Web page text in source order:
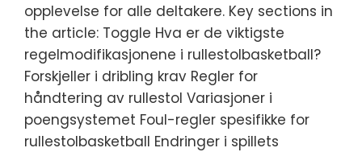
opplevelse for alle deltakere. Key sections in
the article: Toggle Hva er de viktigste
regelmodifikasjonene i rullestolbasketball?
Forskjeller i dribling krav Regler for
håndtering av rullestol Variasjoner i
poengsystemet Foul-regler spesifikke for
rullestolbasketball Endringer i spillets